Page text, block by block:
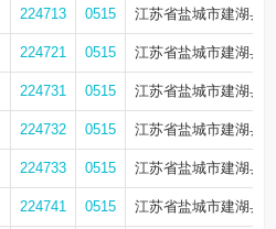
224713 0515 江苏省盐城市建湖县
224721 0515 江苏省盐城市建湖县
224731 0515 江苏省盐城市建湖县
224732 0515 江苏省盐城市建湖县
224733 0515 江苏省盐城市建湖县
224741 0515 江苏省盐城市建湖县